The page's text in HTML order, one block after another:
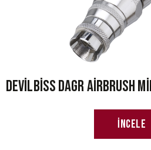
Devilbiss DAGR Airbrush
İncele